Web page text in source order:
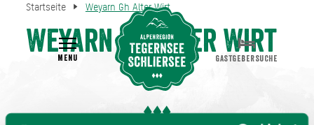
Startseite Weyarn Gh Alter Wirt
Weyarn Gh Alter Wirt
MENU GASTGEBERSUCHE